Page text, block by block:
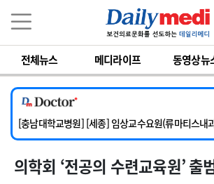
전체뉴스 메디라이프 동영상뉴
[단국대학교병원] 임상전담교원 및 전임의 초빙
[해운대부민병원] [해운대] 2026년 하반기 인턴 모
[서울아산병원] 건강증진센터 소화기파트 건진교수
[이대서울병원] 정형외과 일반의 초빙
[단국대학교병원] 임상전담교원 및 전임의 초빙
의학회 ‘전공의 수련교육원’